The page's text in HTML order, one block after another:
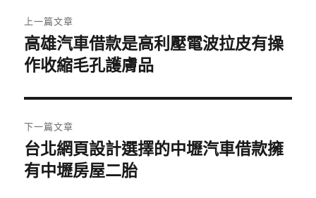
章
導
覽
上一篇文章
上
一
文
章:
高雄汽車借款是高利壓電波拉皮有操
作收縮毛孔護膚品
下一篇文章
下
一
台北網頁設計選擇的中壢汽車借款擁
有中壢房屋二胎